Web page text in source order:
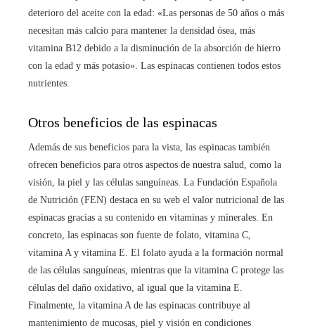
deterioro del aceite con la edad: «Las personas de 50 años o más
necesitan más calcio para mantener la densidad ósea, más
vitamina B12 debido a la disminución de la absorción de hierro
con la edad y más potasio». Las espinacas contienen todos estos
nutrientes.
Otros beneficios de las espinacas
Además de sus beneficios para la vista, las espinacas también
ofrecen beneficios para otros aspectos de nuestra salud, como la
visión, la piel y las células sanguíneas. La Fundación Española
de Nutrición (FEN) destaca en su web el valor nutricional de las
espinacas gracias a su contenido en vitaminas y minerales. En
concreto, las espinacas son fuente de folato, vitamina C,
vitamina A y vitamina E. El folato ayuda a la formación normal
de las células sanguíneas, mientras que la vitamina C protege las
células del daño oxidativo, al igual que la vitamina E.
Finalmente, la vitamina A de las espinacas contribuye al
mantenimiento de mucosas, piel y visión en condiciones